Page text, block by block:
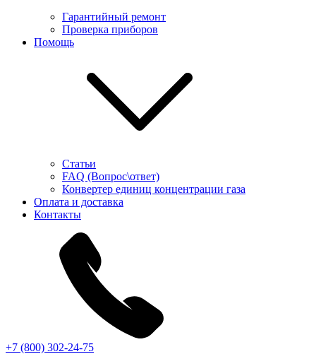
Гарантийный ремонт
Проверка приборов
Помощь
Статьи
FAQ (Вопрос\ответ)
Конвертер единиц концентрации газа
Оплата и доставка
Контакты
+7 (800) 302-24-75